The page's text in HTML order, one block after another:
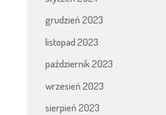
grudzień 2023
listopad 2023
październik 2023
wrzesień 2023
sierpień 2023